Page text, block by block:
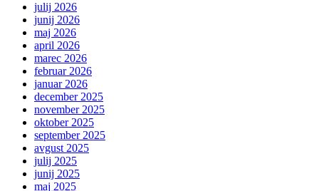
julij 2026
junij 2026
maj 2026
april 2026
marec 2026
februar 2026
januar 2026
december 2025
november 2025
oktober 2025
september 2025
avgust 2025
julij 2025
junij 2025
maj 2025